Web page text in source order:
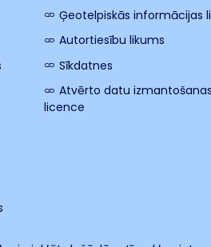
Ģeotelpiskās informācijas
Autortiesību likums
Sīkdatnes
Atvērto datu izmantošanas
licence